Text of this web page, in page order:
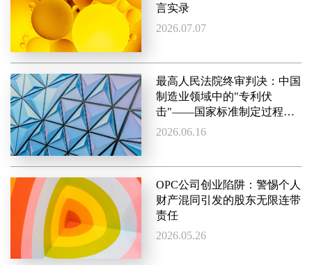
言实录
2026.07.07
最高人民法院终审判决：中国
制造业领域中的"专利伏
击"——国家标准制定过程中
未予披露，可能致使后续维权
2026.06.16
OPC公司创业陷阱：警惕个人
财产混同引发的股东无限连带
责任
2026.05.26